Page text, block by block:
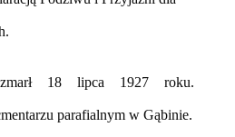
18 lipca 1927 roku.
parafialnym w Gąbinie.